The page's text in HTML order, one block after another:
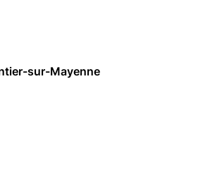
sur-Mayenne